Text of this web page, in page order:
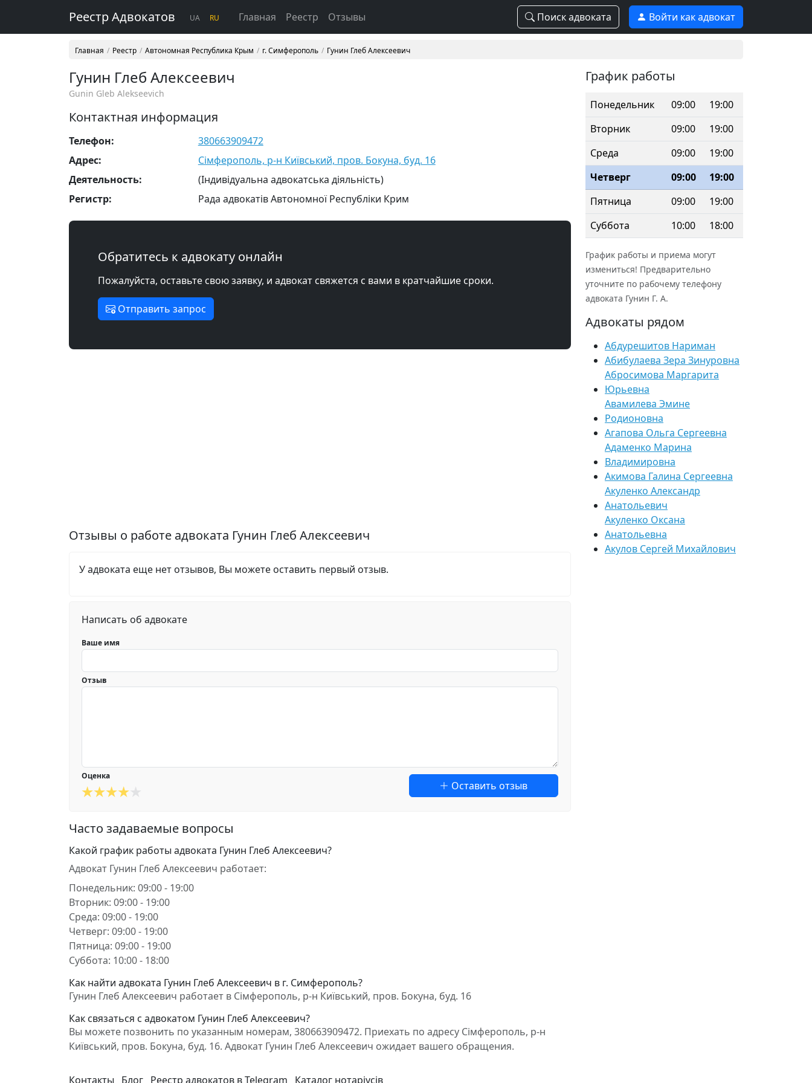
Реестр Адвокатов UA RU Главная Реестр Отзывы Поиск адвоката Войти как адвокат
Главная Реестр Автономная Республика Крым г. Симферополь Гунин Глеб Алексеевич
Гунин Глеб Алексеевич
Gunin Gleb Alekseevich
Контактная информация
Телефон:
380663909472
Адрес:
Сімферополь, р-н Київський, пров. Бокуна, буд. 16
Деятельность:
(Індивідуальна адвокатська діяльність)
Регистр:
Рада адвокатів Автономної Республіки Крим
Обратитесь к адвокату онлайн
Пожалуйста, оставьте свою заявку, и адвокат свяжется с вами в кратчайшие сроки.
Отправить запрос
Отзывы о работе адвоката Гунин Глеб Алексеевич
У адвоката еще нет отзывов, Вы можете оставить первый отзыв.
Написать об адвокате
Ваше имя
Отзыв
Оценка
Оставить отзыв
Часто задаваемые вопросы
Какой график работы адвоката Гунин Глеб Алексеевич?
Адвокат Гунин Глеб Алексеевич работает:
Понедельник: 09:00 - 19:00
Вторник: 09:00 - 19:00
Среда: 09:00 - 19:00
Четверг: 09:00 - 19:00
Пятница: 09:00 - 19:00
Суббота: 10:00 - 18:00
Как найти адвоката Гунин Глеб Алексеевич в г. Симферополь?
Гунин Глеб Алексеевич работает в Сімферополь, р-н Київський, пров. Бокуна, буд. 16
Как связаться с адвокатом Гунин Глеб Алексеевич?
Вы можете позвонить по указанным номерам, 380663909472. Приехать по адресу Сімферополь, р-н
Київський, пров. Бокуна, буд. 16. Адвокат Гунин Глеб Алексеевич ожидает вашего обращения.
График работы
Понедельник 09:00
19:00
Вторник
09:00
19:00
Среда
09:00
19:00
Четверг
09:00
19:00
Пятница
09:00
19:00
Суббота
10:00 18:00
График работы и приема могут
измениться! Предварительно
уточните по рабочему телефону
адвоката Гунин Г. А.
Адвокаты рядом
Абдурешитов Нариман
Абибулаева Зера Зинуровна
Абросимова Маргарита
Юрьевна
Авамилева Эмине
Родионовна
Агапова Ольга Сергеевна
Адаменко Марина
Владимировна
Акимова Галина Сергеевна
Акуленко Александр
Анатольевич
Акуленко Оксана
Анатольевна
Акулов Сергей Михайлович
Контакты Блог Реестр адвокатов в Telegram Каталог нотаріусів